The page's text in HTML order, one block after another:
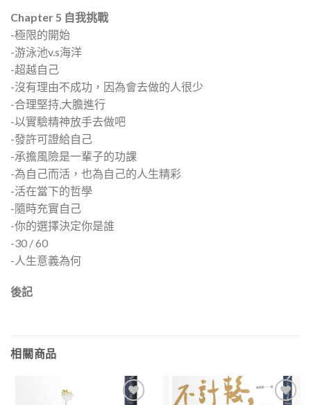
Chapter 5 自我挑戰
-極限的開始
-游泳池v.s海洋
-超越自己
-沒有理由不成功，因為會去做的人很少
-合理堅持,大膽進行
-以實驗精神放手去做吧
-發許可證給自己
-承擔風險是一輩子的功課
-為自己而活，也為自己的人生精彩
-活在當下的哲學
-隨時充實自己
-你的選擇決定你是誰
-30 / 60
-人生意義為何
後記
相關商品